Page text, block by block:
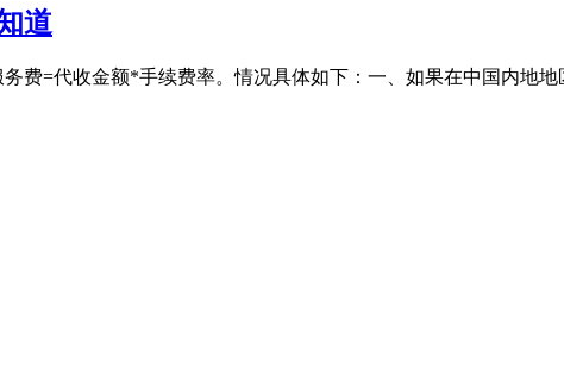
道
费=代收金额*手续费率。情况具体如下：一、如果在中国内地地